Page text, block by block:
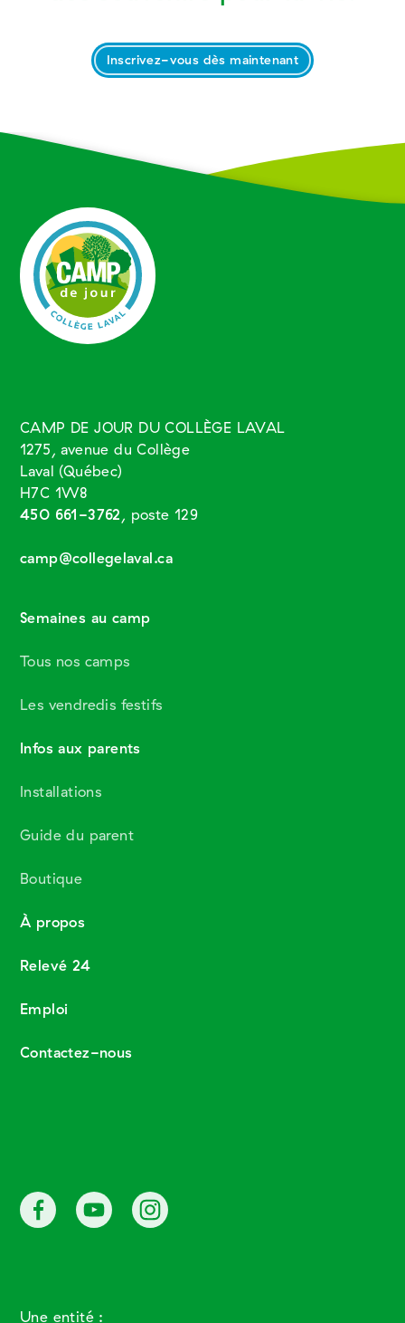
Inscrivez-vous dès maintenant
CAMP DE JOUR DU COLLÈGE LAVAL
1275, avenue du Collège
Laval (Québec)
H7C 1W8
450 661-3762 , poste 129
camp@collegelaval.ca
Semaines au camp
Tous nos camps
Les vendredis festifs
Infos aux parents
Installations
Guide du parent
Boutique
À propos
Relevé 24
Emploi
Contactez-nous
Une entité :